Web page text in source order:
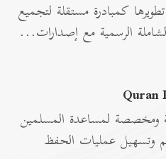
كمبادرة مستقلة لتجميع
الرسمية مع إصدارات...
لمساعدة المسلمين
وتسهيل عمليات الحفظ